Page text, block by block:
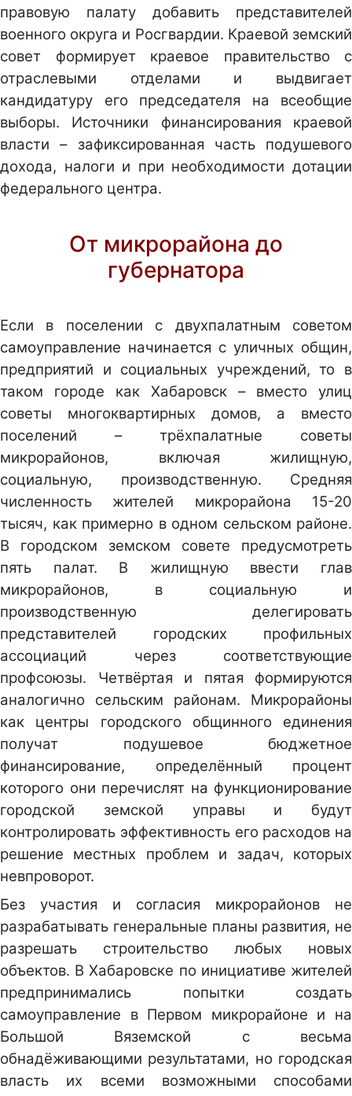
правовую палату добавить представителей
военного округа и Росгвардии. Краевой земский
совет формирует краевое правительство с
отраслевыми отделами и выдвигает
кандидатуру его председателя на всеобщие
выборы. Источники финансирования краевой
власти – зафиксированная часть подушевого
дохода, налоги и при необходимости дотации
федерального центра.
От микрорайона до
губернатора
Если в поселении с двухпалатным советом
самоуправление начинается с уличных общин,
предприятий и социальных учреждений, то в
таком городе как Хабаровск – вместо улиц
советы многоквартирных домов, а вместо
поселений – трёхпалатные советы
микрорайонов, включая жилищную,
социальную, производственную. Средняя
численность жителей микрорайона 15-20
тысяч, как примерно в одном сельском районе.
В городском земском совете предусмотреть
пять палат. В жилищную ввести глав
микрорайонов, в социальную и
производственную делегировать
представителей городских профильных
ассоциаций через соответствующие
профсоюзы. Четвёртая и пятая формируются
аналогично сельским районам. Микрорайоны
как центры городского общинного единения
получат подушевое бюджетное
финансирование, определённый процент
которого они перечислят на функционирование
городской земской управы и будут
контролировать эффективность его расходов на
решение местных проблем и задач, которых
невпроворот.
Без участия и согласия микрорайонов не
разрабатывать генеральные планы развития, не
разрешать строительство любых новых
объектов. В Хабаровске по инициативе жителей
предпринимались попытки создать
самоуправление в Первом микрорайоне и на
Большой Вяземской с весьма
обнадёживающими результатами, но городская
власть их всеми возможными способами